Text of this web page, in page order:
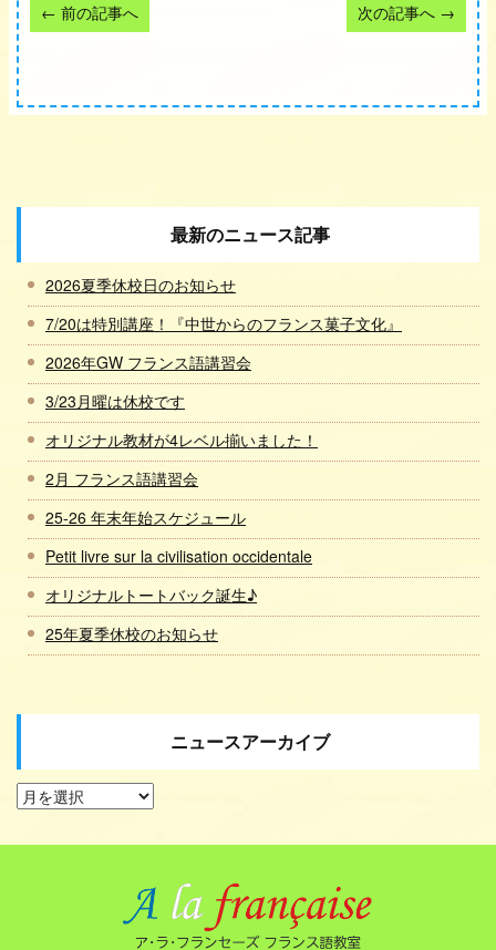
← 前の記事へ 次の記事へ →
最新のニュース記事
2026夏季休校日のお知らせ
7/20は特別講座！『中世からのフランス菓子文化』
2026年GW フランス語講習会
3/23月曜は休校です
オリジナル教材が4レベル揃いました！
2月 フランス語講習会
25-26 年末年始スケジュール
Petit livre sur la civilisation occidentale
オリジナルトートバック誕生♪
25年夏季休校のお知らせ
ニュースアーカイブ